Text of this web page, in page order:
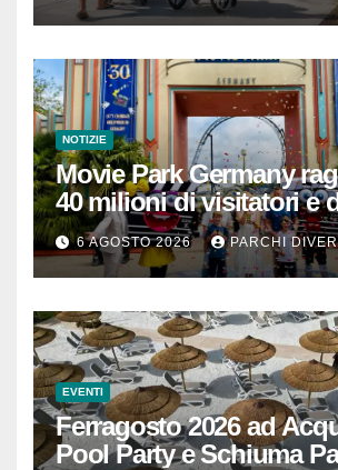
NOTIZIE
Movie Park Germany
40 milioni di visitatori e
40.000 euro
6 AGOSTO 2026 PARCHI
EVENTI
Ferragosto 2026 ad
Pool Party e Schiuma